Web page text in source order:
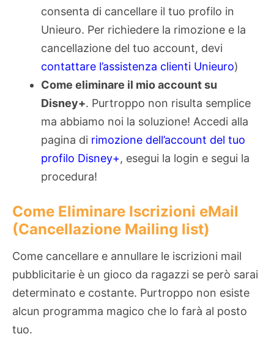
consenta di cancellare il tuo profilo in
Unieuro. Per richiedere la rimozione e la
cancellazione del tuo account, devi
contattare l’assistenza clienti Unieuro)
Come eliminare il mio account su
Disney+. Purtroppo non risulta semplice
ma abbiamo noi la soluzione! Accedi alla
pagina di rimozione dell’account del tuo
profilo Disney+, esegui la login e segui la
procedura!
Come Eliminare Iscrizioni eMail
(Cancellazione Mailing list)
Come cancellare e annullare le iscrizioni mail
pubblicitarie è un gioco da ragazzi se però sarai
determinato e costante. Purtroppo non esiste
alcun programma magico che lo farà al posto
tuo.